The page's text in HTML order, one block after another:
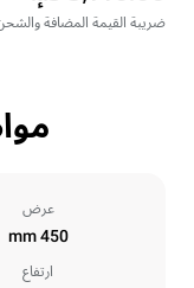
ضريبة القيمة المضافة
عرض
450 mm
ارتفاع